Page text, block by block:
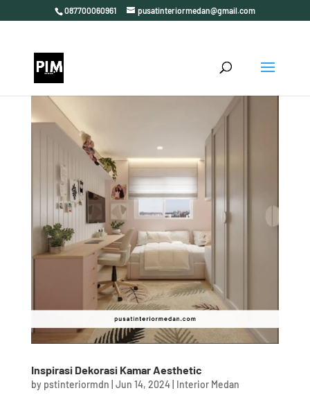
087700060961 pusatinteriormedan@gmail.com
Inspirasi Dekorasi Kamar Aesthetic
by pstinteriormdn Jun 14, 2024| Interior Medan